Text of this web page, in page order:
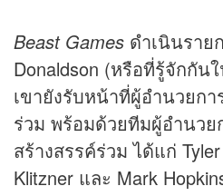
Beast Games ดำเนินราย
Donaldson (หรือที่รู้จักกัน
เขายังรับหน้าที่ผู้อำนวยกา
ร่วม พร้อมด้วยทีมผู้อำนวย
สร้างสรรค์ร่วม ได้แก่
Klitzner และ Mark